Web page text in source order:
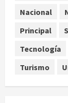
Nacional
Principal
Tecnología
Turismo